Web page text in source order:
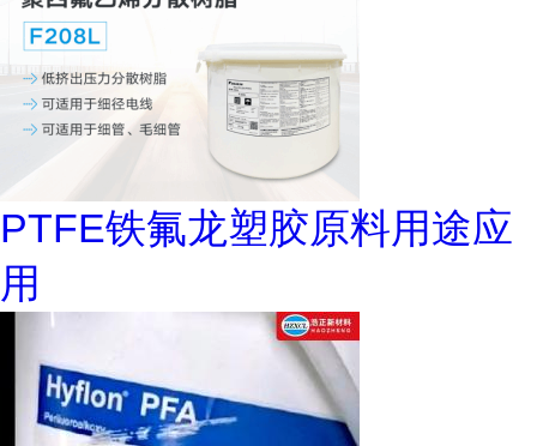
PTFE铁氟龙塑胶原料用途应
用